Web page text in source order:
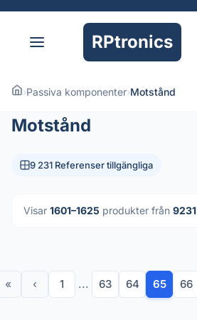
RPtronics
›Passiva komponenter›Motstånd
Motstånd
9 231 Referenser tillgängliga
Visar 1601–1625 produkter från 9231
« ‹ 1 ... 63 64 65 66